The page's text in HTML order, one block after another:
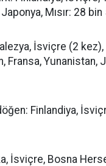
Mısır: 28 bin
İsviçre (2
Fransa, Yunanistan,
Finlandiya,
İsviçre, Bosna